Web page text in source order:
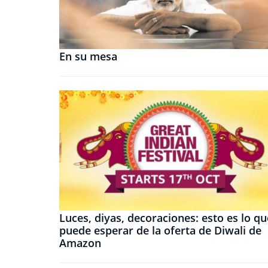
En su mesa
Luces, diyas, decoraciones: esto es lo
puede esperar de la oferta de Diwali de
Amazon